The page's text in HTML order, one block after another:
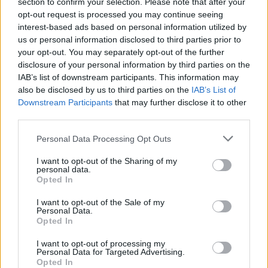
opt-out request is processed you may continue seeing
interest-based ads based on personal information utilized by
us or personal information disclosed to third parties prior to
your opt-out. You may separately opt-out of the further
disclosure of your personal information by third parties on the
IAB’s list of downstream participants. This information may
also be disclosed by us to third parties on the IAB’s List of
Downstream Participants that may further disclose it to other
Personal Data Processing Opt Outs
I want to opt-out of the Sharing of my
personal data.
Opted In
I want to opt-out of the Sale of my
Personal Data.
Opted In
I want to opt-out of processing my
Personal Data for Targeted Advertising.
Opted In
Поставеното количество плочки торти се отчита в
лентата за напредъка след приключване на дадено
ниво и е общо
за всички минати към момента нива. Не включва
плочките "на ръка".
свързването на плочките торти във възможно най-
толкова по-големи ще са и малките награди (монета
със звезда, МП, ТО, ТрТО, луксозен парфюм, супер